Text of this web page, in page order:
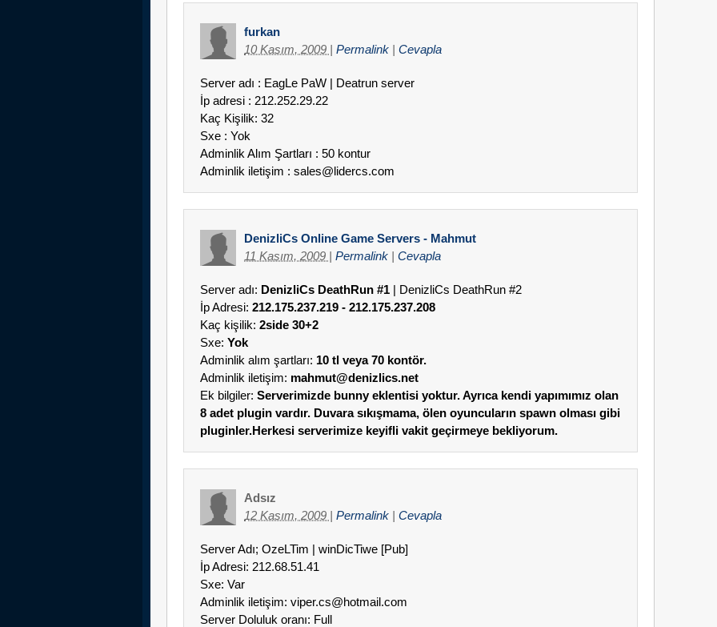
furkan
10 Kasım, 2009 | Permalink | Cevapla
Server adı : EagLe PaW | Deatrun server
İp adresi : 212.252.29.22
Kaç Kişilik: 32
Sxe : Yok
Adminlik Alım Şartları : 50 kontur
Adminlik iletişim : sales@lidercs.com
DenizliCs Online Game Servers - Mahmut
11 Kasım, 2009 | Permalink | Cevapla
Server adı: DenizliCs DeathRun #1 | DenizliCs DeathRun #2
İp Adresi: 212.175.237.219 - 212.175.237.208
Kaç kişilik: 2side 30+2
Sxe: Yok
Adminlik alım şartları: 10 tl veya 70 kontör.
Adminlik iletişim: mahmut@denizlics.net
Ek bilgiler: Serverimizde bunny eklentisi yoktur. Ayrıca kendi yapımımız olan
8 adet plugin vardır. Duvara sıkışmama, ölen oyuncuların spawn olması gibi
pluginler.Herkesi serverimize keyifli vakit geçirmeye bekliyorum.
Adsız
12 Kasım, 2009 | Permalink | Cevapla
Server Adı; OzeLTim | winDicTiwe [Pub]
İp Adresi: 212.68.51.41
Sxe: Var
Adminlik iletişim: viper.cs@hotmail.com
Server Doluluk oranı: Full